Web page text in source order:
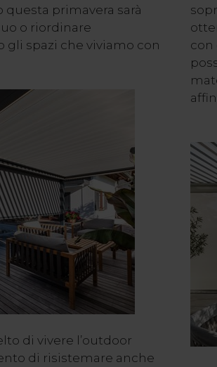
primavera sarà
o riordinare
gli spazi che viviamo con
di vivere l’outdoor
di risistemare anche
con